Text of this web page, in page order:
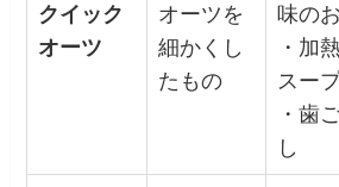
クイック
オーツ
オーツを
細かくし
たもの
味の
・加
スー
・歯
し